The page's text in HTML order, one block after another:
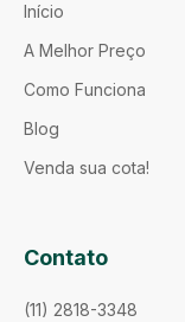
Início
A Melhor Preço
Como Funciona
Blog
Venda sua cota!
Contato
(11) 2818-3348